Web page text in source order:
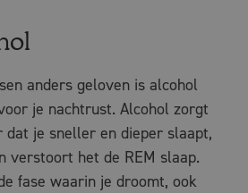
anders geloven is alcohol
je nachtrust. Alcohol zorgt
dat je sneller en dieper slaapt,
verstoort het de REM slaap.
fase waarin je droomt, ook